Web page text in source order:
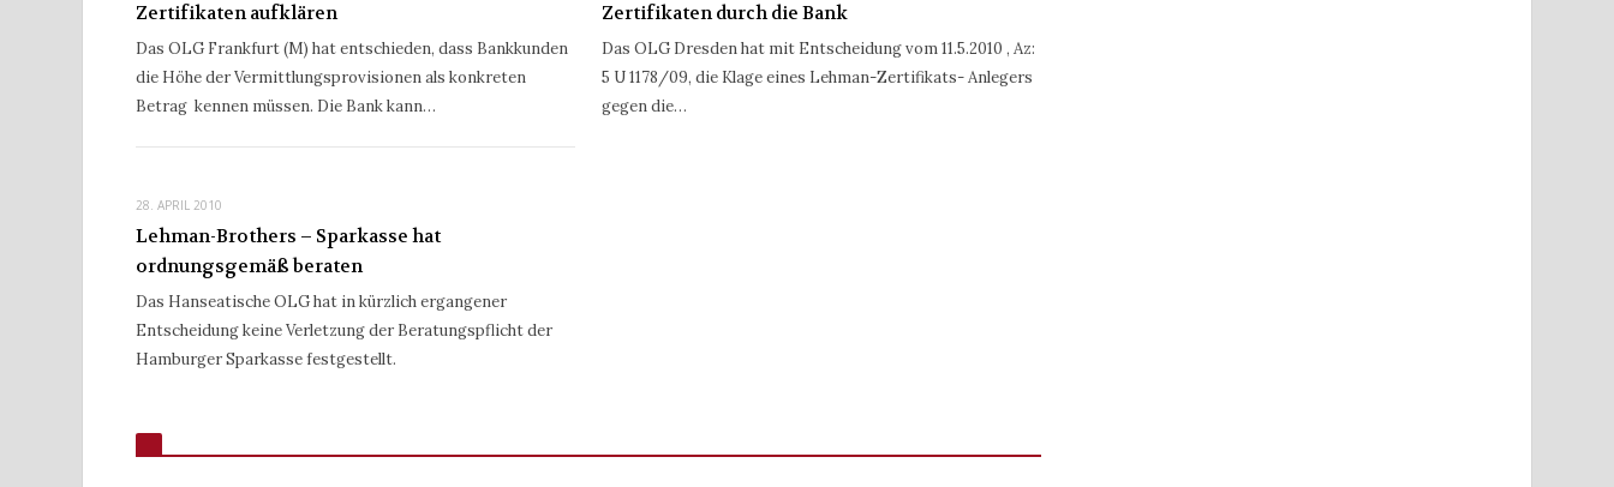
Zertifikaten aufklären
Das OLG Frankfurt (M) hat entschieden, dass Bankkunden
die Höhe der Vermittlungsprovisionen als konkreten
Betrag kennen müssen. Die Bank kann…
Zertifikaten durch die Bank
Das OLG Dresden hat mit Entscheidung vom 11.5.2010 , Az:
5 U 1178/09, die Klage eines Lehman-Zertifikats- Anlegers
gegen die…
28. APRIL 2010
Lehman-Brothers – Sparkasse hat
ordnungsgemäß beraten
Das Hanseatische OLG hat in kürzlich ergangener
Entscheidung keine Verletzung der Beratungspflicht der
Hamburger Sparkasse festgestellt.